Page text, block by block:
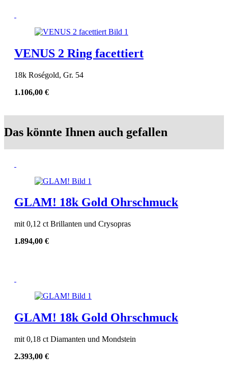
VENUS 2 Ring facettiert
18k Roségold, Gr. 54
1.106,00 €
Das könnte Ihnen auch gefallen
GLAM! 18k Gold Ohrschmuck
mit 0,12 ct Brillanten und Crysopras
1.894,00 €
GLAM! 18k Gold Ohrschmuck
mit 0,18 ct Diamanten und Mondstein
2.393,00 €